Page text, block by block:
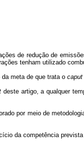
de redução de
tenham utilizado
meta de que trata o caput
deste artigo, a qualquer
por meio de
da competência